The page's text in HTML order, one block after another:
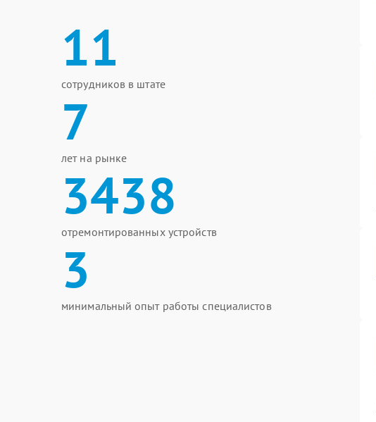
11
сотрудников в штате
7
лет на рынке
3438
отремонтированных устройств
3
минимальный опыт работы специалистов